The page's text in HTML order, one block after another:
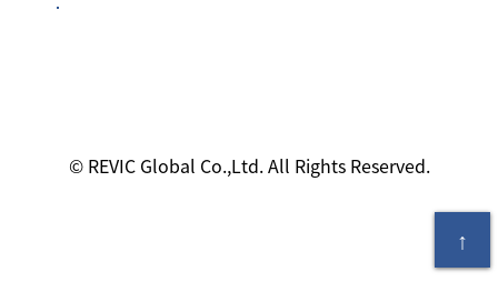
© REVIC Global Co.,Ltd. All Rights Reserved.
↑